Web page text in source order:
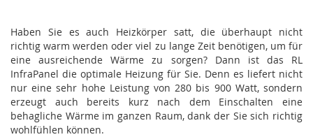
Haben Sie es auch Heizkörper satt, die überhaupt nicht
richtig warm werden oder viel zu lange Zeit benötigen, um für
eine ausreichende Wärme zu sorgen? Dann ist das RL
InfraPanel die optimale Heizung für Sie. Denn es liefert nicht
nur eine sehr hohe Leistung von 280 bis 900 Watt, sondern
erzeugt auch bereits kurz nach dem Einschalten eine
behagliche Wärme im ganzen Raum, dank der Sie sich richtig
wohlfühlen können.